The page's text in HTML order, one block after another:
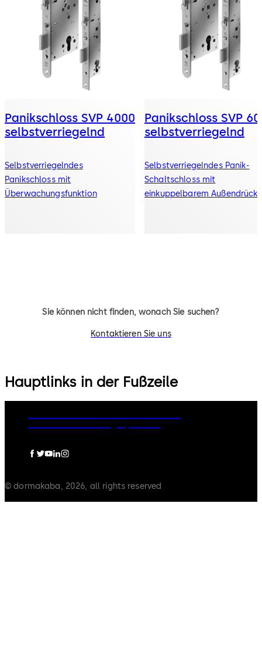
Panikschloss SVP 4000
selbstverriegelnd
Selbstverriegelndes
Panikschloss mit
Überwachungsfunktion
Panikschloss SVP
selbstverriegelnd
Selbstverriegelndes Panik-
Schaltschloss mit
einkuppelbarem
Sie können nicht finden, wonach Sie suchen?
Kontaktieren Sie uns
Hauptlinks in der Fußzeile
© dormakaba, 2026, all rights reserved